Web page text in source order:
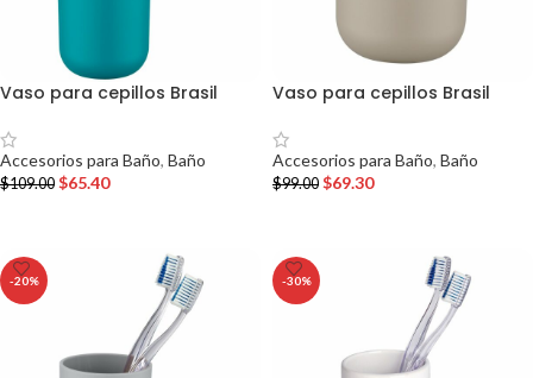
Vaso para cepillos Brasil
Accesorios para Baño, Baño
$109.00 $65.40
Vaso para cepillos Brasil
Accesorios para Baño, Baño
$99.00 $69.30
-20% -30%